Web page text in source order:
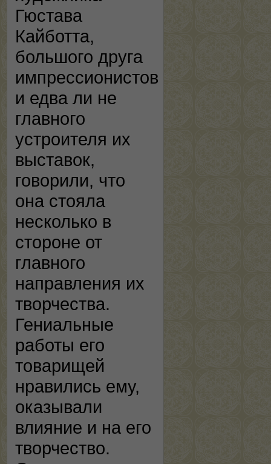
Гюстава
Кайботта,
большого друга
импрессионистов
и едва ли не
главного
устроителя их
выставок,
говорили, что
она стояла
несколько в
стороне от
главного
направления их
творчества.
Гениальные
работы его
товарищей
нравились ему,
оказывали
влияние и на его
творчество.